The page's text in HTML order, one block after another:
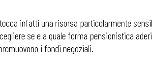
infatti una risorsa particolarmente
se e a quale forma pensionistica
i fondi negoziali.